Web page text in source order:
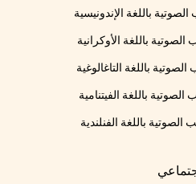
باللغة الإندونيسية
باللغة الأوكرانية
باللغة التاغالوغية
باللغة الفيتنامية
الصوتية باللغة الفنلندية